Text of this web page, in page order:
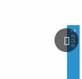
zene